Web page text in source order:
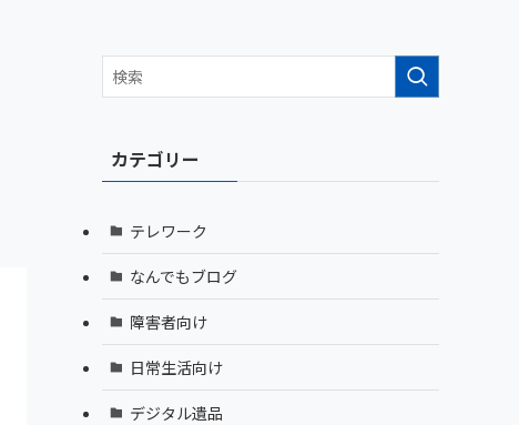
カテゴリー
テレワーク
なんでもブログ
障害者向け
日常生活向け
デジタル遺品